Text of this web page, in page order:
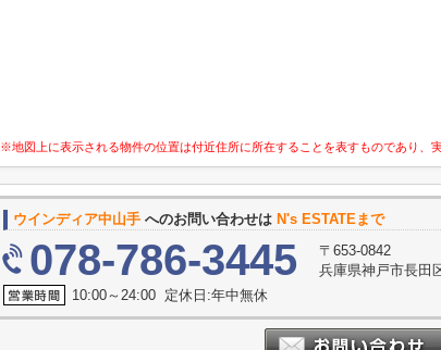
※地図上に表示される物件の位置は付近住所に所在することを表すものであり、
ウインディア中山手 へのお問い合わせは N's ESTATEまで
078-786-3445
〒653-0842
兵庫県神戸市長田
10:00～24:00 定休日:年中無休